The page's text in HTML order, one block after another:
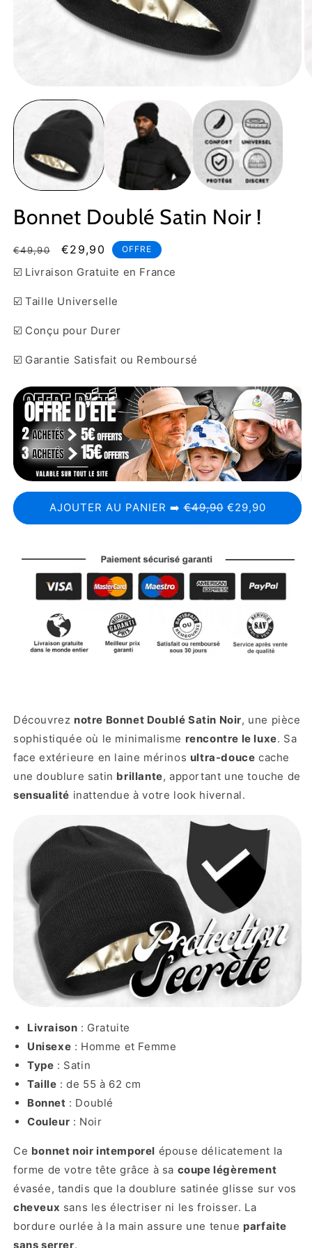
média
1
dans
une
fenêtre
modale
Bonnet Doublé Satin Noir !
Prix
habituel
€49,90
Prix
soldé
€29,90 OFFRE
☑️ Livraison Gratuite en France
☑️ Taille Universelle
☑️ Conçu pour Durer
☑️ Garantie Satisfait ou Remboursé
AJOUTER AU PANIER ➡️€49,90 €29,90
Découvrez notre Bonnet Doublé Satin Noir, une pièce
sophistiquée où le minimalisme rencontre le luxe. Sa
face extérieure en laine mérinos ultra-douce cache
une doublure satin brillante, apportant une touche de
sensualité inattendue à votre look hivernal.
Livraison : Gratuite
Unisexe : Homme et Femme
Type : Satin
Taille : de 55 à 62 cm
Bonnet : Doublé
Couleur : Noir
Ce bonnet noir intemporel épouse délicatement la
forme de votre tête grâce à sa coupe légèrement
évasée, tandis que la doublure satinée glisse sur vos
cheveux sans les électriser ni les froisser. La
bordure ourlée à la main assure une tenue parfaite
sans serrer.